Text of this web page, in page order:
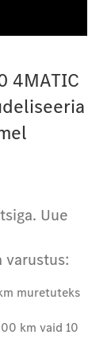
4MATIC
Uue
varustus:
muretuteks
km vaid 10